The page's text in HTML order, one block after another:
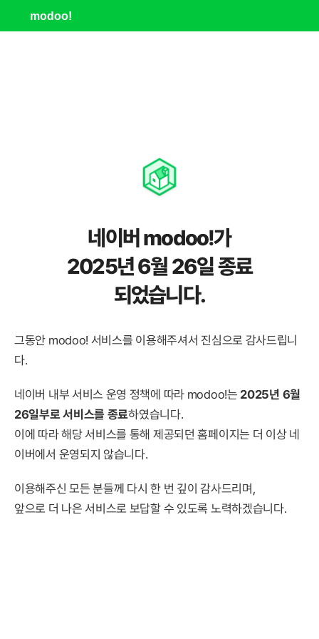
modoo!
네이버 modoo!가
2025년 6월 26일 종료
되었습니다.
그동안 modoo! 서비스를 이용해주셔서 진심으로 감사드립니
다.
네이버 내부 서비스 운영 정책에 따라 modoo!는 2025년 6월
26일부로 서비스를 종료하였습니다.
이에 따라 해당 서비스를 통해 제공되던 홈페이지는 더 이상 네
이버에서 운영되지 않습니다.
이용해주신 모든 분들께 다시 한 번 깊이 감사드리며,
앞으로 더 나은 서비스로 보답할 수 있도록 노력하겠습니다.